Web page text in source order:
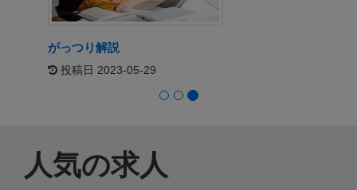
がっつり解説
投稿日 2023-05-29
人気の求人